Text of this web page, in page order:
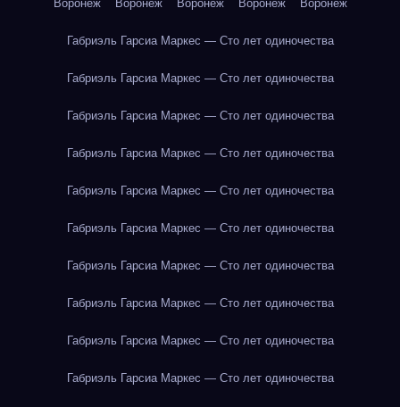
Воронеж Воронеж Воронеж Воронеж Воронеж
Габриэль Гарсиа Маркес — Сто лет одиночества
Габриэль Гарсиа Маркес — Сто лет одиночества
Габриэль Гарсиа Маркес — Сто лет одиночества
Габриэль Гарсиа Маркес — Сто лет одиночества
Габриэль Гарсиа Маркес — Сто лет одиночества
Габриэль Гарсиа Маркес — Сто лет одиночества
Габриэль Гарсиа Маркес — Сто лет одиночества
Габриэль Гарсиа Маркес — Сто лет одиночества
Габриэль Гарсиа Маркес — Сто лет одиночества
Габриэль Гарсиа Маркес — Сто лет одиночества